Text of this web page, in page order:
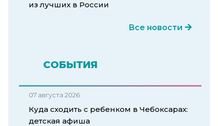
из лучших в России
Все новости
СОБЫТИЯ
07 августа 2026
Куда сходить с ребенком в Чебоксарах:
детская афиша